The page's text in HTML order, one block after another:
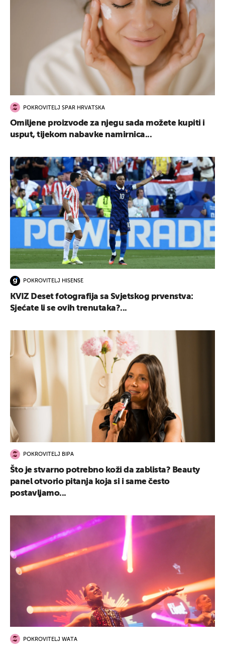
POKROVITELJ SPAR HRVATSKA
Omiljene proizvode za njegu sada možete kupiti i
usput, tijekom nabavke namirnica...
POKROVITELJ HISENSE
KVIZ Deset fotografija sa Svjetskog prvenstva:
Sjećate li se ovih trenutaka?...
POKROVITELJ BIPA
Što je stvarno potrebno koži da zablista? Beauty
panel otvorio pitanja koja si i same često
postavljamo...
POKROVITELJ WATA